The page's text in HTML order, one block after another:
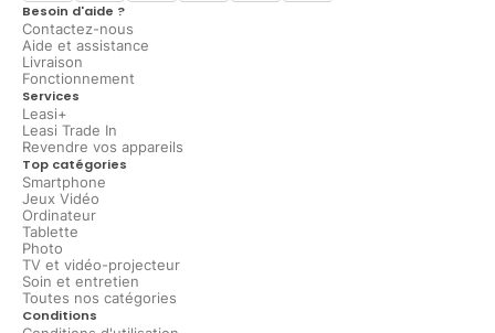
Besoin d'aide ?
Contactez-nous
Aide et assistance
Livraison
Fonctionnement
Services
Leasi+
Leasi Trade In
Revendre vos appareils
Top catégories
Smartphone
Jeux Vidéo
Ordinateur
Tablette
Photo
TV et vidéo-projecteur
Soin et entretien
Toutes nos catégories
Conditions